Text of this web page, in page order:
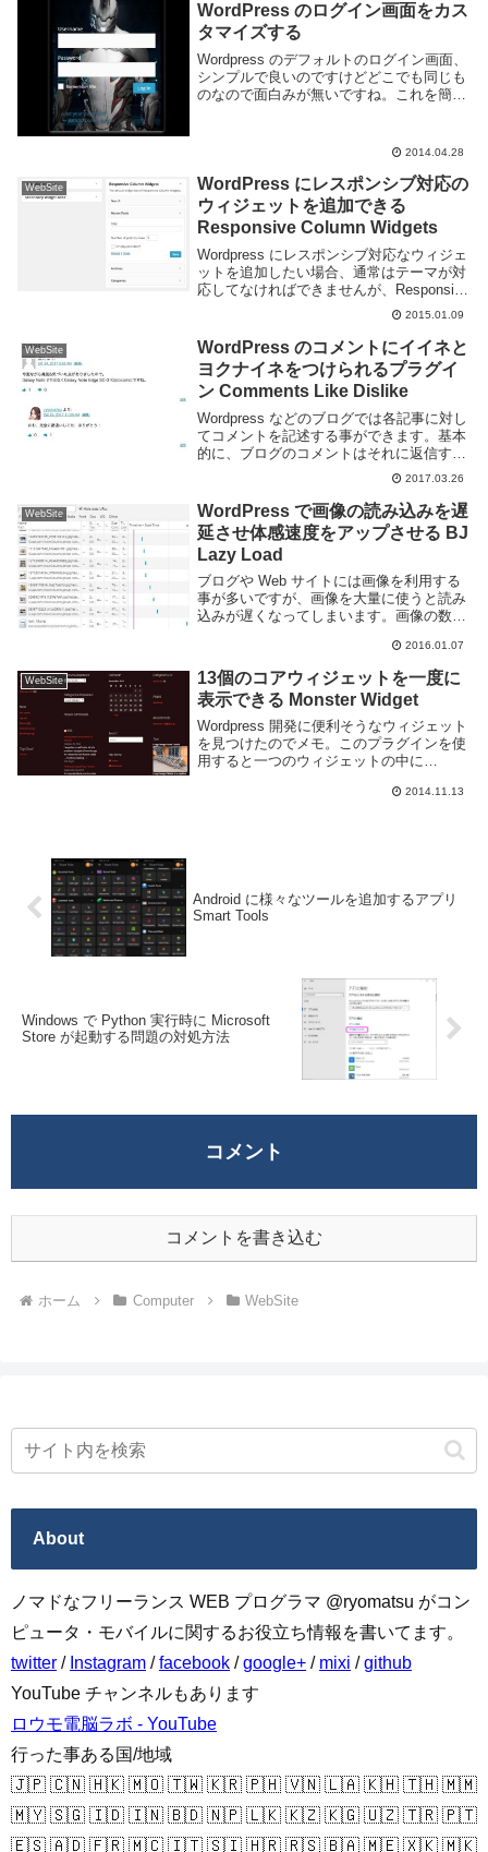
WordPress のログイン画面をカス
タマイズする
Wordpress のデフォルトのログイン画面、
シンプルで良いのですけどどこでも同じも
のなので面白みが無いですね。これを簡単
てみる。インストールプラグ...
2014.04.28
WebSite
WordPress にレスポンシブ対応の
ウィジェットを追加できる
Responsive Column Widgets
Wordpress にレスポンシブ対応なウィジェ
ットを追加したい場合、通常はテーマが対
応してなければできませんが、Responsive
Column Widget というプラグインを利用す
れば簡単に追加する事ができるようになり
ます。Resp...
2015.01.09
WebSite
WordPress のコメントにイイネと
ヨクナイネをつけられるプラグイ
ン Comments Like Dislike
Wordpress などのブログでは各記事に対し
てコメントを記述する事ができます。基本
的に、ブログのコメントはそれに返信する
以外のアクションを取る事はできません。
Wordpress では Comments Like Dislike と
いうプ...
2017.03.26
WebSite
WordPress で画像の読み込みを遅
延させ体感速度をアップさせる BJ
Lazy Load
ブログや Web サイトには画像を利用する
事が多いですが、画像を大量に使うと読み
込みが遅くなってしまいます。画像の数を
る程度対応する事が可能ですが、それ以外
にも読み込み時間をずらして体感の読み込
み速度を...
2016.01.07
WebSite
13個のコアウィジェットを一度に
表示できる Monster Widget
Wordpress 開発に便利そうなウィジェット
を見つけたのでメモ。このプラグインを使
用すると一つのウィジェットの中に
13 個のウィジェットを全て表示する事が
2014.11.13
Android に様々なツールを追加するアプリ
Smart Tools
Windows で Python 実行時に Microsoft
Store が起動する問題の対処方法
コメント
コメントを書き込む
ホーム Computer WebSite
About
ノマドなフリーランス WEB プログラマ @ryomatsu がコン
ピュータ・モバイルに関するお役立ち情報を書いてます。
twitter / Instagram /facebook /google+ / mixi /github
YouTube チャンネルもあります
ロウモ電脳ラボ - YouTube
行った事ある国/地域
🇯🇵 🇨🇳 🇭🇰 🇲🇴 🇹🇼 🇰🇷 🇵🇭 🇻🇳 🇱🇦 🇰🇭 🇹🇭 🇲🇲
🇲🇾 🇸🇬 🇮🇩 🇮🇳 🇧🇩 🇳🇵 🇱🇰 🇰🇿 🇰🇬 🇺🇿 🇹🇷 🇵🇹
🇪🇸 🇦🇩 🇫🇷 🇲🇨 🇮🇹 🇸🇮 🇭🇷 🇷🇸 🇧🇦 🇲🇪 🇽🇰 🇲🇰